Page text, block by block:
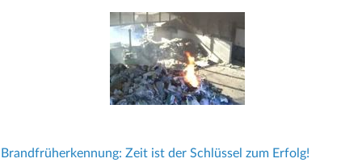
Brandfrüherkennung: Zeit ist der Schlüssel zum Erfolg!